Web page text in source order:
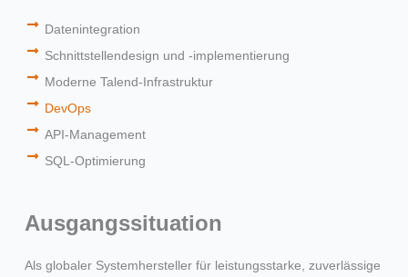
Datenintegration
Schnittstellendesign und -implementierung
Moderne Talend-Infrastruktur
DevOps
API-Management
SQL-Optimierung
Ausgangssituation
Als globaler Systemhersteller für leistungsstarke, zuverlässige